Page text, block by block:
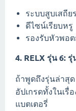
ระบบสูบเสถียร
ดีไซน์เรียบหรู
รองรับหัวพอ
4. RELX รุ่น 6:
ถ้าพูดถึงรุ่นล่าสุ
อัปเกรดทั้งในเ
แบตเตอรี่